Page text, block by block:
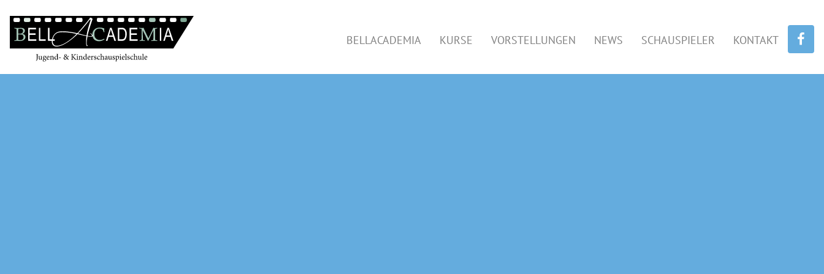
BELLACADEMIA KURSE VORSTELLUNGEN NEWS SCHAUSPIELER KONTAKT